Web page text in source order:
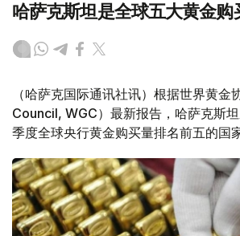
哈萨克斯坦是全球五大黄金购
（哈萨克国际通讯社讯）根据世界黄
Council, WGC）最新报告，哈萨克斯
季度全球央行黄金购买量排名前五的国